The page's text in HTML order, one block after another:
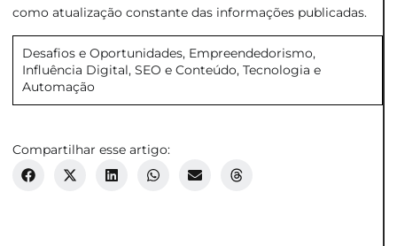
como atualização constante das informações publicadas.
Desafios e Oportunidades, Empreendedorismo,
Influência Digital, SEO e Conteúdo, Tecnologia e
Automação
Compartilhar esse artigo: